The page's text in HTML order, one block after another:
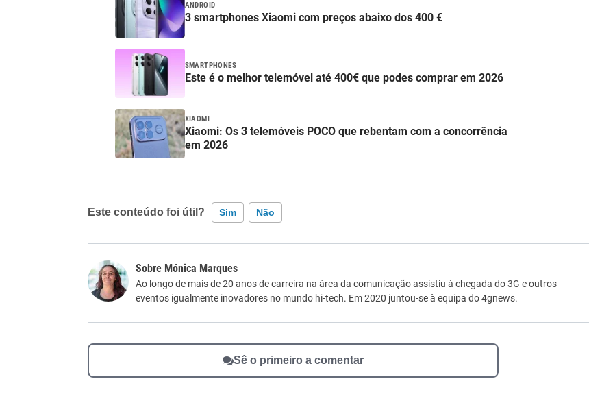
ANDROID
3 smartphones Xiaomi com preços abaixo dos 400 €
SMARTPHONES
Este é o melhor telemóvel até 400€ que podes comprar em 2026
XIAOMI
Xiaomi: Os 3 telemóveis POCO que rebentam com a concorrência
em 2026
Este conteúdo foi útil? Sim Não
Este conteúdo não tem a informação que procuro
Mónica Marques
Ao longo de mais de 20 anos de carreira na área da comunicação assistiu à chegada do 3G e outros
eventos igualmente inovadores no mundo hi-tech. Em 2020 juntou-se à equipa do 4gnews.
Sê o primeiro a comentar